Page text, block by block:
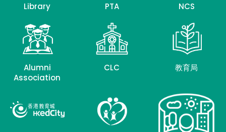
Library PTA NCS
Alumni
Association
CLC 教育局